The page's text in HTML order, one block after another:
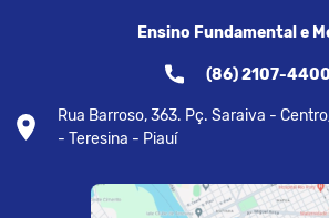
Ensino Fundamental e
(86) 2107-4400
Rua Barroso, 363. Pç. Saraiva -
- Teresina - Piauí